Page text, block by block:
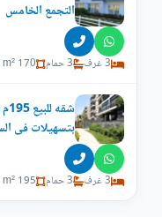
التجمع الخامس
3 غرف 3 حمام 170 m²
بتسهيلات فى
3 غرف 3 حمام 195 m²